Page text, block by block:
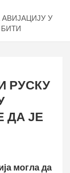
У
РУСКУ
ДА ЈЕ
могла да